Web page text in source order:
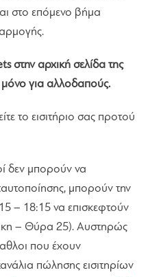
στο επόμενο βήμα
στην αρχική σελίδα της
για αλλοδαπούς.
το εισιτήριο σας προτού
δεν μπορούν να
μπορούν την
– 18:15 να επισκεφτούν
– Θύρα 25). Αυστηρώς
που έχουν
πώλησης εισιτηρίων